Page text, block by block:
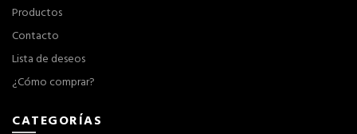
Productos
Contacto
Lista de deseos
¿Cómo comprar?
CATEGORÍAS